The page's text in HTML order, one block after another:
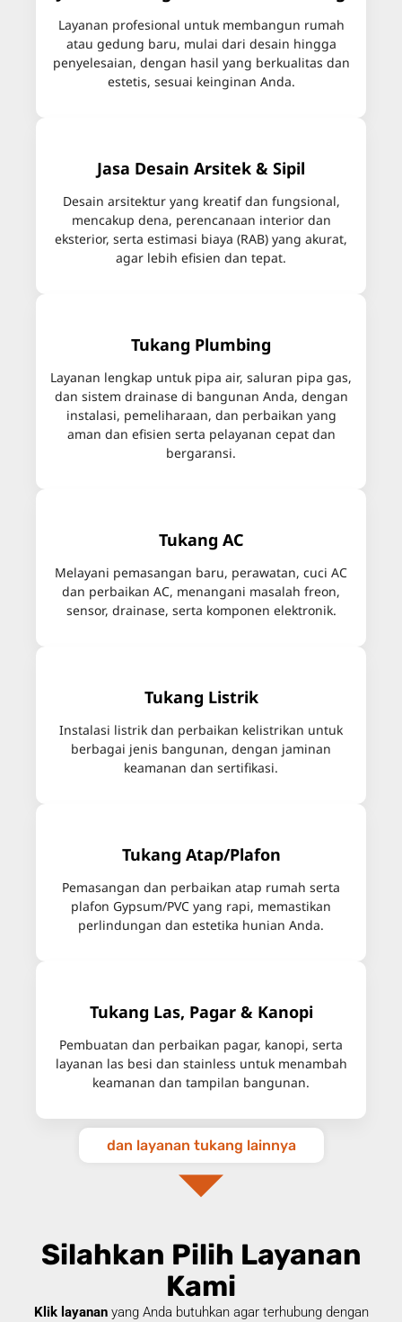
Layanan profesional untuk membangun rumah
atau gedung baru, mulai dari desain hingga
penyelesaian, dengan hasil yang berkualitas dan
estetis, sesuai keinginan Anda.
Jasa Desain Arsitek & Sipil
Desain arsitektur yang kreatif dan fungsional,
mencakup dena, perencanaan interior dan
eksterior, serta estimasi biaya (RAB) yang akurat,
agar lebih efisien dan tepat.
Tukang Plumbing
Layanan lengkap untuk pipa air, saluran pipa gas,
dan sistem drainase di bangunan Anda, dengan
instalasi, pemeliharaan, dan perbaikan yang
aman dan efisien serta pelayanan cepat dan
bergaransi.
Tukang AC
Melayani pemasangan baru, perawatan, cuci AC
dan perbaikan AC, menangani masalah freon,
sensor, drainase, serta komponen elektronik.
Tukang Listrik
Instalasi listrik dan perbaikan kelistrikan untuk
berbagai jenis bangunan, dengan jaminan
keamanan dan sertifikasi.
Tukang Atap/Plafon
Pemasangan dan perbaikan atap rumah serta
plafon Gypsum/PVC yang rapi, memastikan
perlindungan dan estetika hunian Anda.
Tukang Las, Pagar & Kanopi
Pembuatan dan perbaikan pagar, kanopi, serta
layanan las besi dan stainless untuk menambah
keamanan dan tampilan bangunan.
dan layanan tukang lainnya
Silahkan Pilih Layanan
Kami
Klik layananyang Anda butuhkan agar terhubung dengan